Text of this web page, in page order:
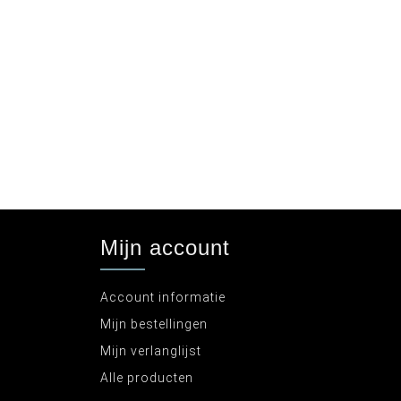
Mijn account
Account informatie
Mijn bestellingen
Mijn verlanglijst
Alle producten